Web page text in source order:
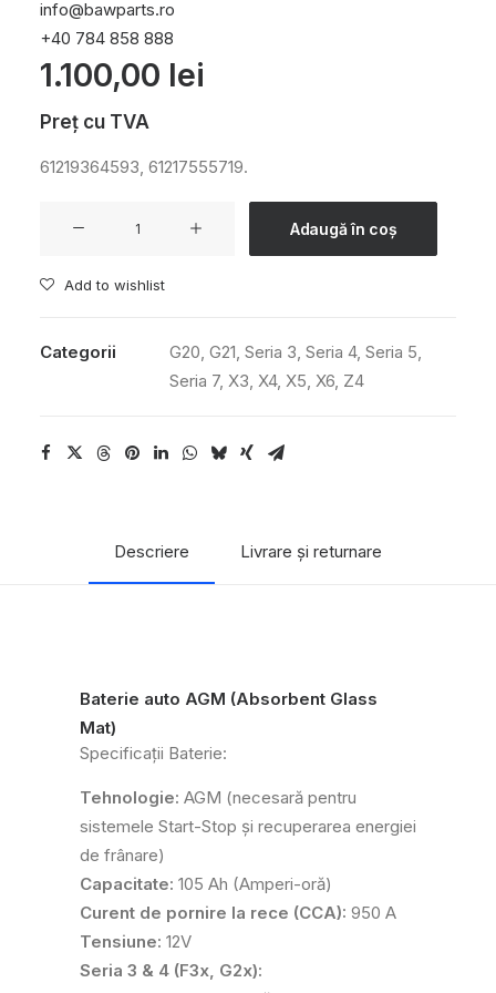
info@bawparts.ro
+40 784 858 888
1.100,00 lei
Preț cu TVA
61219364593, 61217555719.
Adaugă în coș
Add to wishlist
Categorii G20, G21, Seria 3, Seria 4, Seria 5,
Seria 7, X3, X4, X5, X6, Z4
Descriere Livrare și returnare
Baterie auto AGM (Absorbent Glass
Mat)
Specificații Baterie:
Tehnologie: AGM (necesară pentru
sistemele Start-Stop și recuperarea energiei
de frânare)
Capacitate: 105 Ah (Amperi-oră)
Curent de pornire la rece (CCA): 950 A
Tensiune: 12V
Seria 3 & 4 (F3x, G2x):